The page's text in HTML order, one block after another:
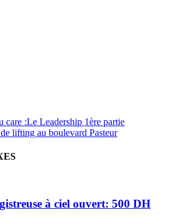
care :Le Leadership 1ère partie
lifting au boulevard Pasteur
à ciel ouvert: 500 DH